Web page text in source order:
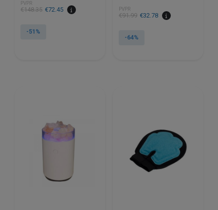
PVPR
€148.35
O
original
€72.45
O
atual
-51%
PVPR
€91.99
O
original
€32.78
O
atual
-64%